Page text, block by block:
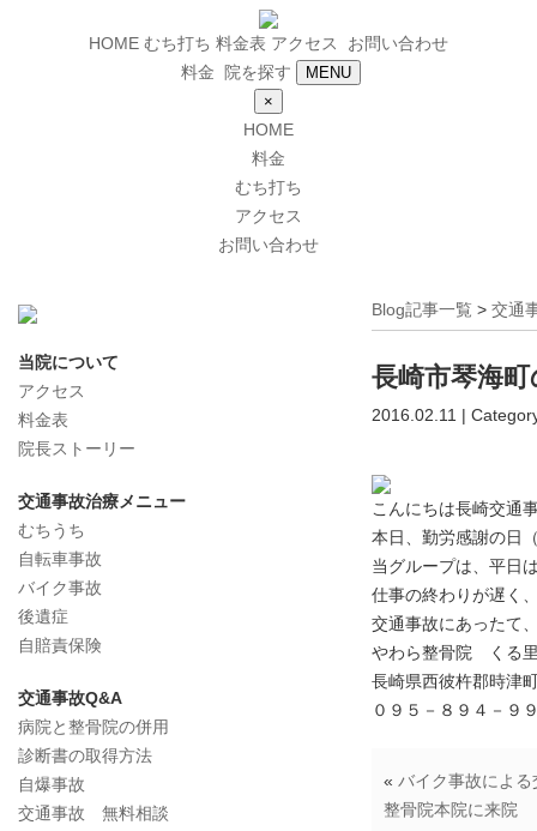
HOME むち打ち 料金表 アクセス
お問い合わせ
料金
院を探す
MENU
×
HOME
料金
むち打ち
アクセス
お問い合わせ
Blog記事一覧 > 交通
長崎市琴海
2016.02.11 |
こんにちは長崎交通
本日、勤労感謝の日
当グループは、平日
仕事の終わりが遅く
交通事故にあったて
やわら整骨院 くる
長崎県西彼杵郡時津
０９５－８９４－９
« バイク事故によ
整骨院本院に来院
当院について
アクセス
料金表
院長ストーリー
交通事故治療メニュー
むちうち
自転車事故
バイク事故
後遺症
自賠責保険
交通事故Q&A
病院と整骨院の併用
診断書の取得方法
自爆事故
交通事故 無料相談